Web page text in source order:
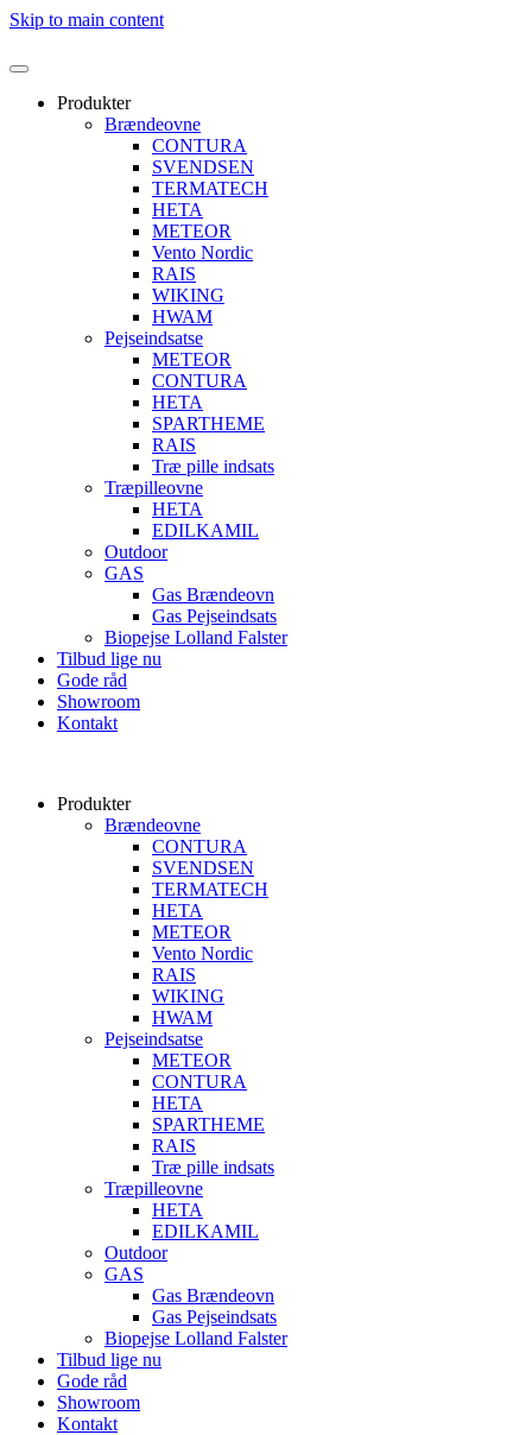
Skip to main content
Produkter
Brændeovne
CONTURA
SVENDSEN
TERMATECH
HETA
METEOR
Vento Nordic
RAIS
WIKING
HWAM
Pejseindsatse
METEOR
CONTURA
HETA
SPARTHEME
RAIS
Træ pille indsats
Træpilleovne
HETA
EDILKAMIL
Outdoor
GAS
Gas Brændeovn
Gas Pejseindsats
Biopejse Lolland Falster
Tilbud lige nu
Gode råd
Showroom
Kontakt
Produkter
Brændeovne
CONTURA
SVENDSEN
TERMATECH
HETA
METEOR
Vento Nordic
RAIS
WIKING
HWAM
Pejseindsatse
METEOR
CONTURA
HETA
SPARTHEME
RAIS
Træ pille indsats
Træpilleovne
HETA
EDILKAMIL
Outdoor
GAS
Gas Brændeovn
Gas Pejseindsats
Biopejse Lolland Falster
Tilbud lige nu
Gode råd
Showroom
Kontakt